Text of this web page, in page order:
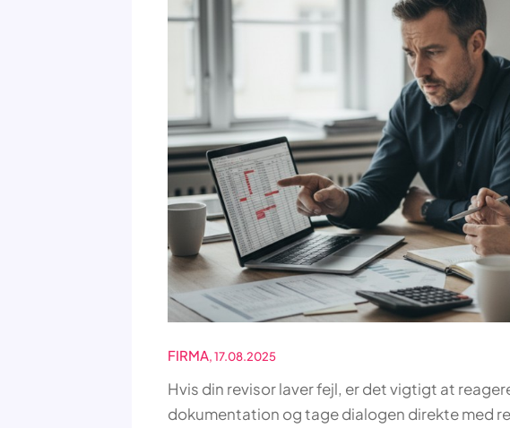
FIRMA, 17.08.2025
Hvis din revisor laver fejl, er det vigtigt at
dokumentation og tage dialogen direkte med